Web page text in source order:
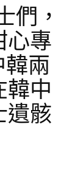
們，
心專
兩
韓中
遺骸